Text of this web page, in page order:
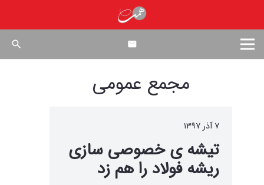
search
مجمع عمومی
۷ آذر ۱۳۹۷
تیشه ی خصوصی سازی
ریشه فولاد را هم زد